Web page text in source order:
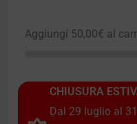
Aggiungi 50,00€ al
CHIUSURA
Dal 29 luglio al